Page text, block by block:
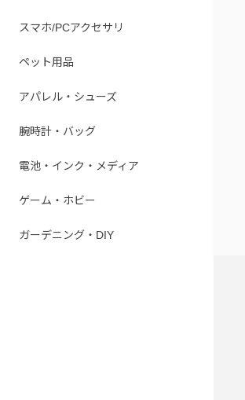
スマホ/PCアクセサリ
ペット用品
アパレル・シューズ
腕時計・バッグ
電池・インク・メディア
ゲーム・ホビー
ガーデニング・DIY